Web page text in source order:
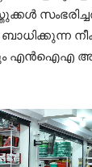
എന്‍ഐഎ